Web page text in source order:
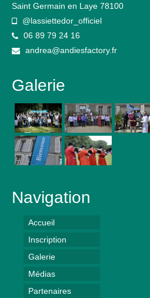
Saint Germain en Laye 78100
@lassiettedor_officiel
06 89 79 24 16
andrea@andiesfactory.fr
Galerie
Navigation
Accueil
Inscription
Galerie
Médias
Partenaires